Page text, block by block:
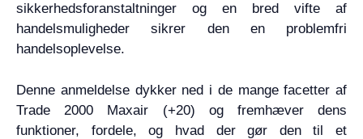
sikkerhedsforanstaltninger og en bred vifte af
handelsmuligheder sikrer den en problemfri
handelsoplevelse.
Denne anmeldelse dykker ned i de mange facetter af
Trade 2000 Maxair (+20) og fremhæver dens
funktioner, fordele, og hvad der gør den til et